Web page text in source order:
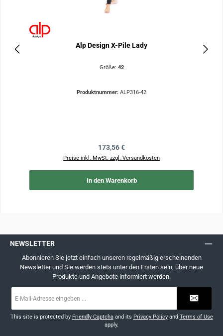
Alp Design X-Pile Lady
Größe: 42
Produktnummer: ALP316-42
Regulärer Preis:
173,56 €
Preise inkl. MwSt. zzgl. Versandkosten
In den Warenkorb
NEWSLETTER
Abonnieren Sie jetzt einfach unseren regelmäßig erscheinenden
Newsletter und Sie werden stets unter den Ersten sein, über neue
Produkte und Angebote informiert werden.
Mail-
*
This site is protected by Friendly Captchaand its Privacy Policyand Terms of Use
apply.